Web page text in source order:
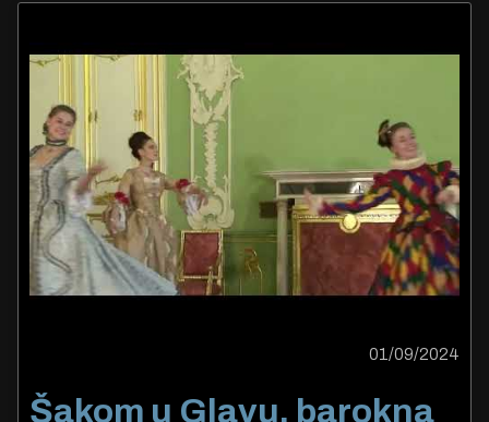
01/09/2024
Šakom u Glavu, barokna